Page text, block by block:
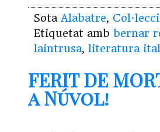
Sota Alabatre,
Etiquetat amb bernar
laintrusa, literatura
FERIT DE
a Núvol!